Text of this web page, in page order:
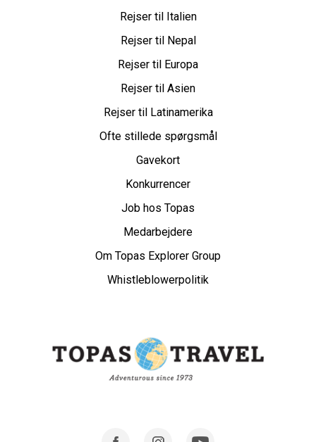
Rejser til Italien
Rejser til Nepal
Rejser til Europa
Rejser til Asien
Rejser til Latinamerika
Ofte stillede spørgsmål
Gavekort
Konkurrencer
Job hos Topas
Medarbejdere
Om Topas Explorer Group
Whistleblowerpolitik
Facebook Instagram